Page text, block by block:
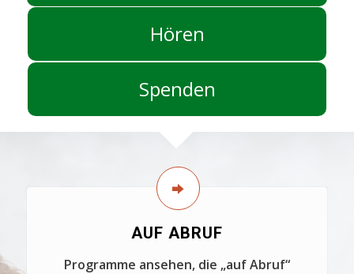
Hören
Spenden
AUF ABRUF
Programme ansehen, die „auf Abruf“